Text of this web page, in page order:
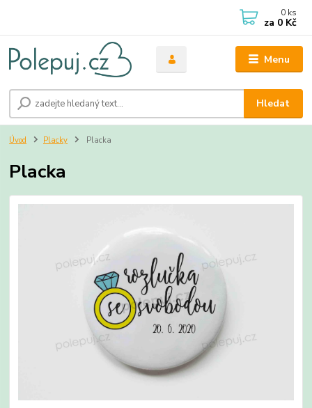
Menu
Hledat
0 ks
za 0 Kč
Úvod Placky Placka
Placka